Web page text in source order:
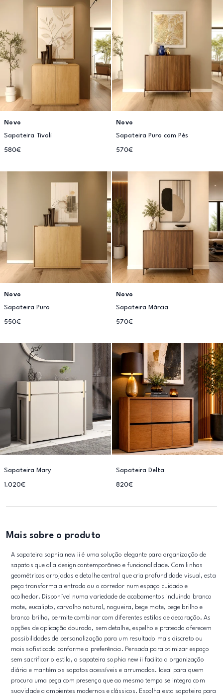
Novo
Sapateira Tivoli
580€
Novo
Sapateira Puro com Pés
570€
Novo
Sapateira Puro
550€
Novo
Sapateira Márcia
570€
Sapateira Mary
1.020€
Sapateira Delta
820€
Mais sobre o produto
A sapateira sophia new ii é uma solução elegante para organização de
sapatos que alia design contemporâneo e funcionalidade. Com linhas
geométricas arrojadas e detalhe central que cria profundidade visual, esta
peça transforma a entrada ou o corredor num espaço cuidado e
acolhedor. Disponível numa variedade de acabamentos incluindo branco
mate, eucalipto, carvalho natural, nogueira, bege mate, bege brilho e
branco brilho, permite combinar com diferentes estilos de decoração. As
opções de aplicação dourado, sem detalhe, espelho e prateado oferecem
possibilidades de personalização para um resultado mais discreto ou
mais sofisticado conforme a preferência. Pensada para otimizar espaço
sem sacrificar o estilo, a sapateira sophia new ii facilita a organização
diária e mantém os sapatos acessíveis e arrumados. Ideal para quem
procura uma peça com presença que ao mesmo tempo se integra com
suavidade a ambientes modernos e clássicos. Escolha esta sapateira para